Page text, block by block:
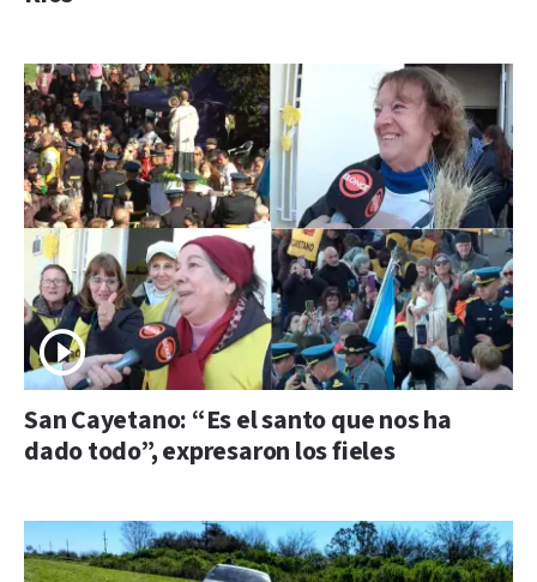
San Cayetano: “Es el santo que nos ha
dado todo”, expresaron los fieles